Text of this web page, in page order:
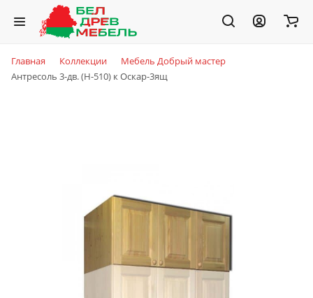
Главная Коллекции
Мебель Добрый мастер
Антресоль 3-дв. (Н-510) к Оскар-3ящ